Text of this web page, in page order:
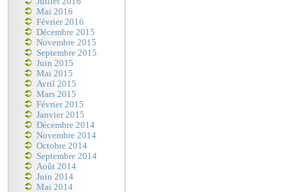
Mai 2016
Février 2016
Décembre 2015
Novembre 2015
Septembre 2015
Juin 2015
Mai 2015
Avril 2015
Mars 2015
Février 2015
Janvier 2015
Décembre 2014
Novembre 2014
Octobre 2014
Septembre 2014
Août 2014
Juin 2014
Mai 2014